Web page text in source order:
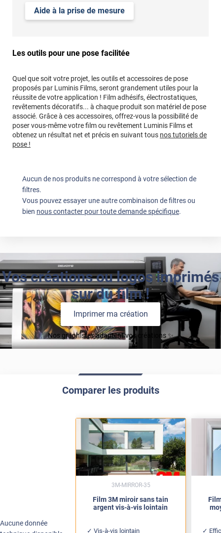
Aide à la prise de mesure
Les outils pour une pose facilitée
Quel que soit votre projet, les outils et accessoires de pose
proposés par Luminis Films, seront grandement utiles pour la
réussite de votre application ! Film adhésifs, électrostatiques,
revêtements décoratifs... à chaque produit son matériel de pose
associé. Grâce à ces accessoires, offrez-vous la possibilité de
poser vous-même votre film ou revêtement Luminis Films et
obtenez un résultat net et précis en suivant tous nos tutoriels de
pose !
Aucun de nos produits ne correspond à votre sélection de
filtres.
Vous pouvez essayer une autre combinaison de filtres ou
bien nous contacter pour toute demande spécifique.
Vos créations ou logos imprimés
sur du film !
Imprimer ma création
Nos graphistes adaptent vos créations ✨
Comparer les produits
Aucune donnée
Film 3M miroir sans tain
argent vis-à-vis lointain
Vis-à-vis lointain
3M-MIRROR-35